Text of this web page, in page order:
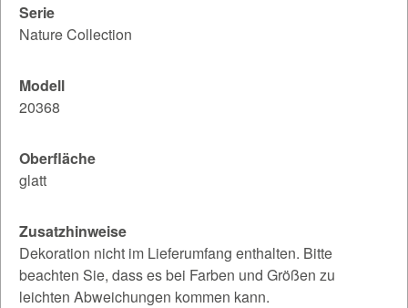
Serie
Nature Collection
Modell
20368
Oberfläche
glatt
Zusatzhinweise
Dekoration nicht im Lieferumfang enthalten. Bitte
beachten Sie, dass es bei Farben und Größen zu
leichten Abweichungen kommen kann.